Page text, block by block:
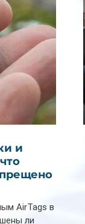
и
в
AirTags в
ли